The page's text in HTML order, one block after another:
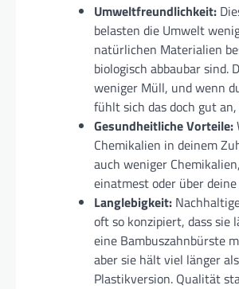
Umweltfreundlichkeit:
belasten die Umwelt
natürlichen Materialien
biologisch abbaubar sind.
weniger Müll, und wenn
fühlt sich das doch gut an,
Gesundheitliche Vorteile:
Chemikalien in deinem
auch weniger
einatmest oder über
Langlebigkeit:
oft so konzipiert, dass sie
eine Bambuszahnbürste
aber sie hält viel länger
Plastikversion. Qualität